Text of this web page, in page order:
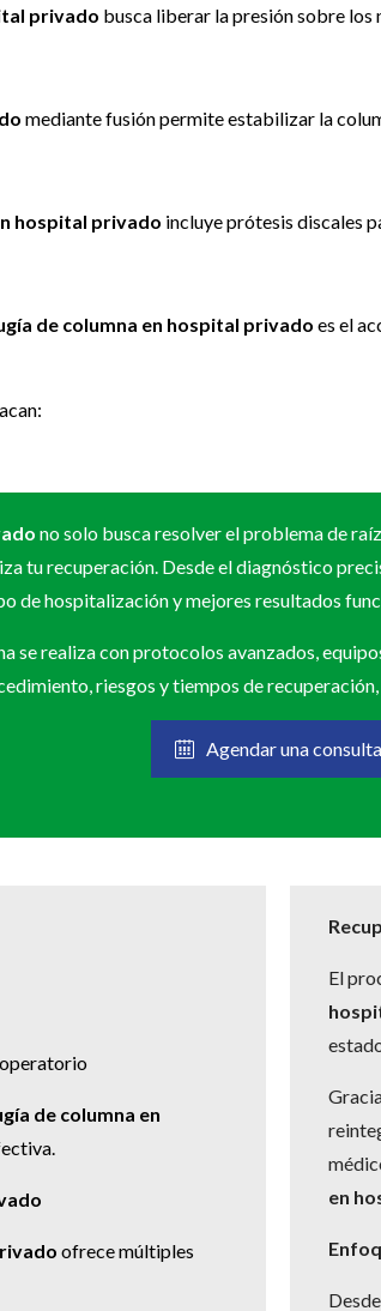
privado busca liberar la presión sobre los
mediante fusión permite estabilizar la
hospital privado incluye prótesis discales
de columna en hospital privado es el
no solo busca resolver el problema de
tu recuperación. Desde el diagnóstico
de hospitalización y mejores resultados
se realiza con protocolos avanzados,
riesgos y tiempos de
Agendar una consulta
de columna en
ofrece múltiples
El
en